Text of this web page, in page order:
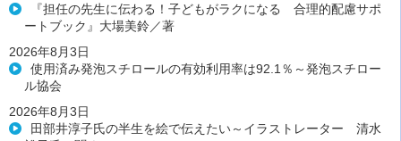
『担任の先生に伝わる！子どもがラクになる 合理的配慮サポ
ートブック』大場美鈴／著
2026年8月3日
使用済み発泡スチロールの有効利用率は92.1％～発泡スチロー
ル協会
2026年8月3日
田部井淳子氏の半生を絵で伝えたい～イラストレーター 清水